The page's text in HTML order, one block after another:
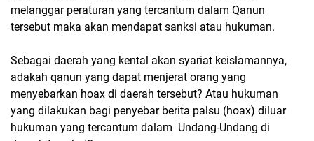
melanggar peraturan yang tercantum dalam Qanun
tersebut maka akan mendapat sanksi atau hukuman.
Sebagai daerah yang kental akan syariat keislamannya,
adakah qanun yang dapat menjerat orang yang
menyebarkan hoax di daerah tersebut? Atau hukuman
yang dilakukan bagi penyebar berita palsu (hoax) diluar
hukuman yang tercantum dalam Undang-Undang di